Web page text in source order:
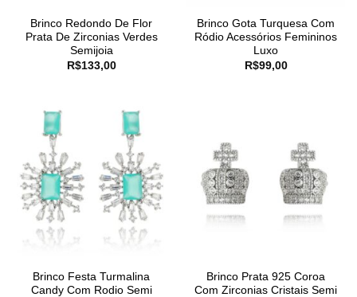
Brinco Redondo De Flor
Prata De Zirconias Verdes
Semijoia
R$133,00
Brinco Gota Turquesa Com
Ródio Acessórios Femininos
Luxo
R$99,00
Brinco Festa Turmalina
Candy Com Rodio Semi
Brinco Prata 925 Coroa
Com Zirconias Cristais Semi